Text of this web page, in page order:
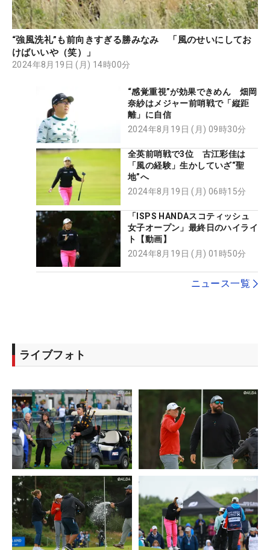
“強風洗礼”も前向きすぎる勝みなみ 「風のせいにしてお
けばいいや（笑）」
2024年8月19日 (月) 14時00分
“感覚重視”が効果できめん 畑岡
奈紗はメジャー前哨戦で「縦距
離」に自信
2024年8月19日 (月) 09時30分
全英前哨戦で3位 古江彩佳は
「風の経験」生かしていざ“聖
地”へ
2024年8月19日 (月) 06時15分
「ISPS HANDAスコティッシュ
女子オープン」最終日のハイライ
ト【動画】
2024年8月19日 (月) 01時50分
ニュース一覧
ライブフォト